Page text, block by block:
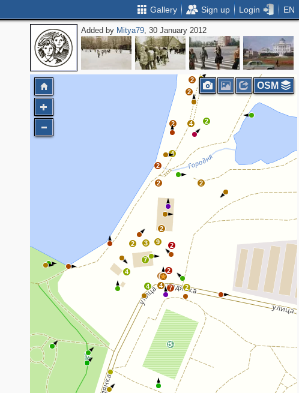
Gallery Sign up Login EN
Added by Mitya79, 30 January 2012
4
2
2
4
2 2
2
2
2
2
4
2
2
7
4 2
2
2
3
9
7
4
2
OSM